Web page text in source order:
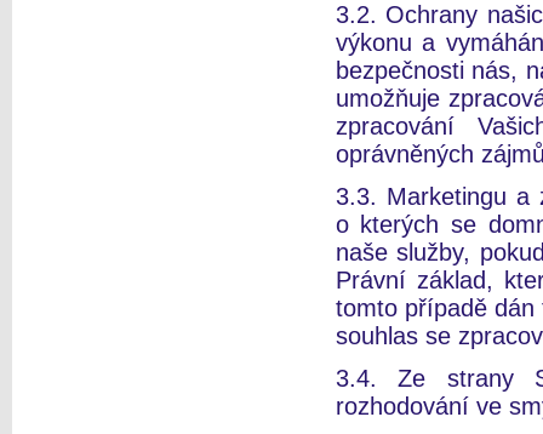
3.2. Ochrany
výkonu a
bezpečnosti nás,
umožňuje
zpracování
oprávněných
3.3. Marketingu a
o kterých se
naše služby,
Právní základ,
tomto případě dán
souhlas se
3.4. Ze strany
rozhodování ve